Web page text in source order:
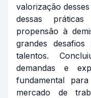
valorização
dessas
propensão à
grandes
talentos.
demandas e
fundamental
mercado de